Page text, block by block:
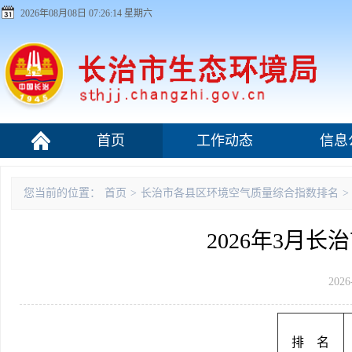
2026年08月08日 07:26:14 星期六
首页 工作动态 信息
您当前的位置： 首页 > 长治市各县区环境空气质量综合指数排名 >
2026年3月长
排 名